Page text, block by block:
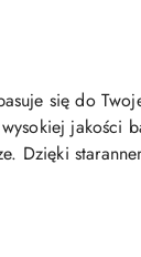
się do
jakości
Dzięki